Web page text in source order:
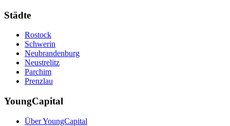
Städte
Rostock
Schwerin
Neubrandenburg
Neustrelitz
Parchim
Prenzlau
YoungCapital
Über YoungCapital